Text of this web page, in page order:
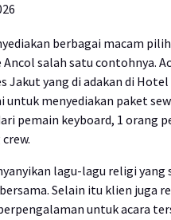
berbagai macam
salah satu contohnya.
Jakut yang di adakan di
menyediakan paket
pemain keyboard, 1 orang
lagu-lagu religi yang
Selain itu klien juga
untuk acara